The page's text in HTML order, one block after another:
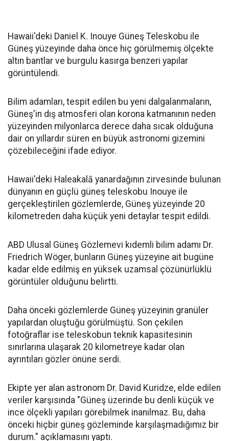
Hawaii'deki Daniel K. Inouye Güneş Teleskobu ile
Güneş yüzeyinde daha önce hiç görülmemiş ölçekte
altın bantlar ve burgulu kasırga benzeri yapılar
görüntülendi.
Bilim adamları, tespit edilen bu yeni dalgalanmaların,
Güneş'in dış atmosferi olan korona katmanının neden
yüzeyinden milyonlarca derece daha sıcak olduğuna
dair on yıllardır süren en büyük astronomi gizemini
çözebileceğini ifade ediyor.
Hawaii'deki Haleakalā yanardağının zirvesinde bulunan
dünyanın en güçlü güneş teleskobu Inouye ile
gerçekleştirilen gözlemlerde, Güneş yüzeyinde 20
kilometreden daha küçük yeni detaylar tespit edildi.
ABD Ulusal Güneş Gözlemevi kıdemli bilim adamı Dr.
Friedrich Wöger, bunların Güneş yüzeyine ait bugüne
kadar elde edilmiş en yüksek uzamsal çözünürlüklü
görüntüler olduğunu belirtti.
Daha önceki gözlemlerde Güneş yüzeyinin granüler
yapılardan oluştuğu görülmüştü. Son çekilen
fotoğraflar ise teleskobun teknik kapasitesinin
sınırlarına ulaşarak 20 kilometreye kadar olan
ayrıntıları gözler önüne serdi.
Ekipte yer alan astronom Dr. David Kuridze, elde edilen
veriler karşısında "Güneş üzerinde bu denli küçük ve
ince ölçekli yapıları görebilmek inanılmaz. Bu, daha
önceki hiçbir güneş gözleminde karşılaşmadığımız bir
durum." açıklamasını yaptı.